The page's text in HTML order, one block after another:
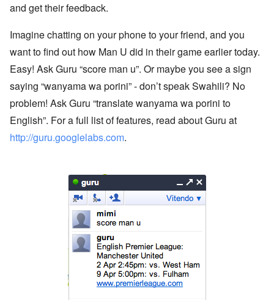
and get their feedback.
Imagine chatting on your phone to your friend, and you
want to find out how Man U did in their game earlier today.
Easy! Ask Guru “score man u”. Or maybe you see a sign
saying “wanyama wa porini” - don’t speak Swahili? No
problem! Ask Guru “translate wanyama wa porini to
English”. For a full list of features, read about Guru at
http://guru.googlelabs.com.